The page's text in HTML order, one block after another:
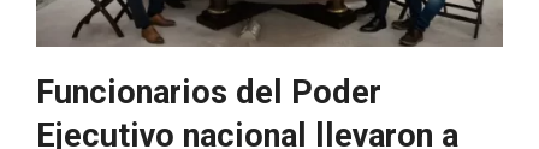
Funcionarios del Poder
Ejecutivo nacional llevaron a